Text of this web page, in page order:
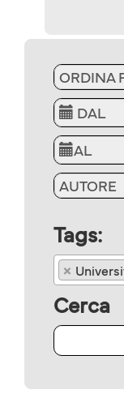
ORDINA
DAL
AL
AUTORE
Tags:
×
Cerca